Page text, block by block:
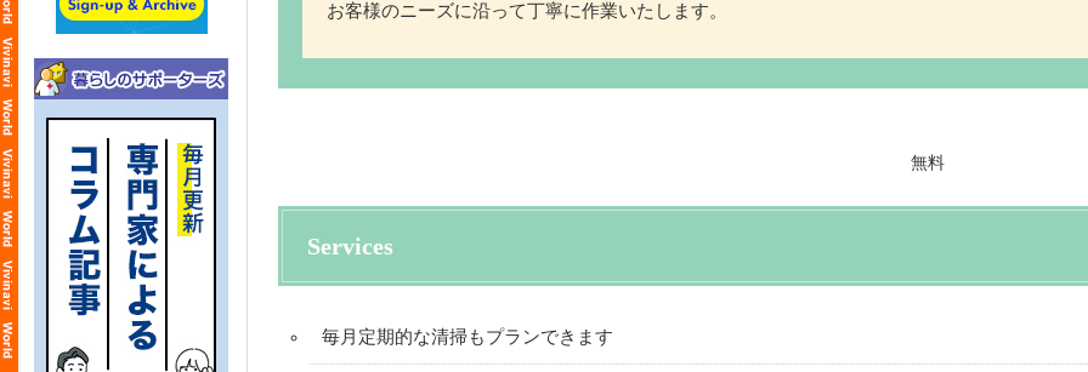
お客様のニーズに沿って丁寧に作業いたします。
Services
毎月定期的な清掃もプランできます